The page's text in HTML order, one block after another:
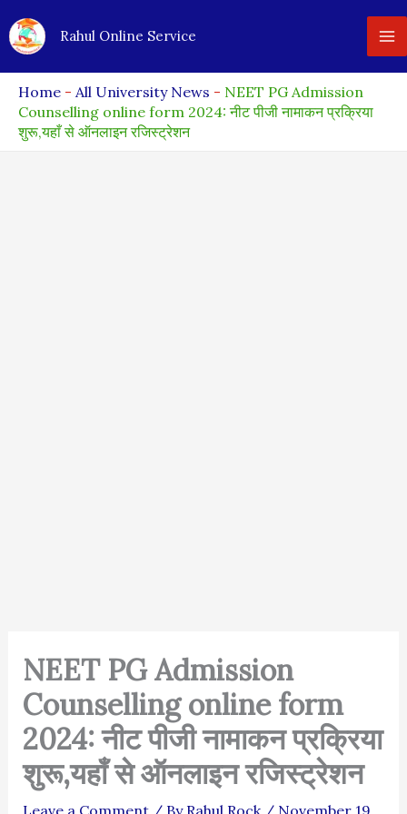
to
Rahul Online Service
Home - All University News - NEET PG Admission
Counselling online form 2024: नीट पीजी नामाकन प्रक्रिया
शुरू,यहाँ से ऑनलाइन रजिस्ट्रेशन
NEET PG Admission
Counselling online form
2024: नीट पीजी नामाकन प्रक्रिया
शुरू,यहाँ से ऑनलाइन रजिस्ट्रेशन
Leave a Comment / By Rahul Rock / November 19,